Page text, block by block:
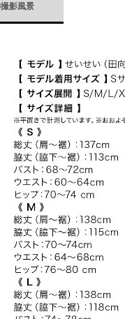
撮影風景